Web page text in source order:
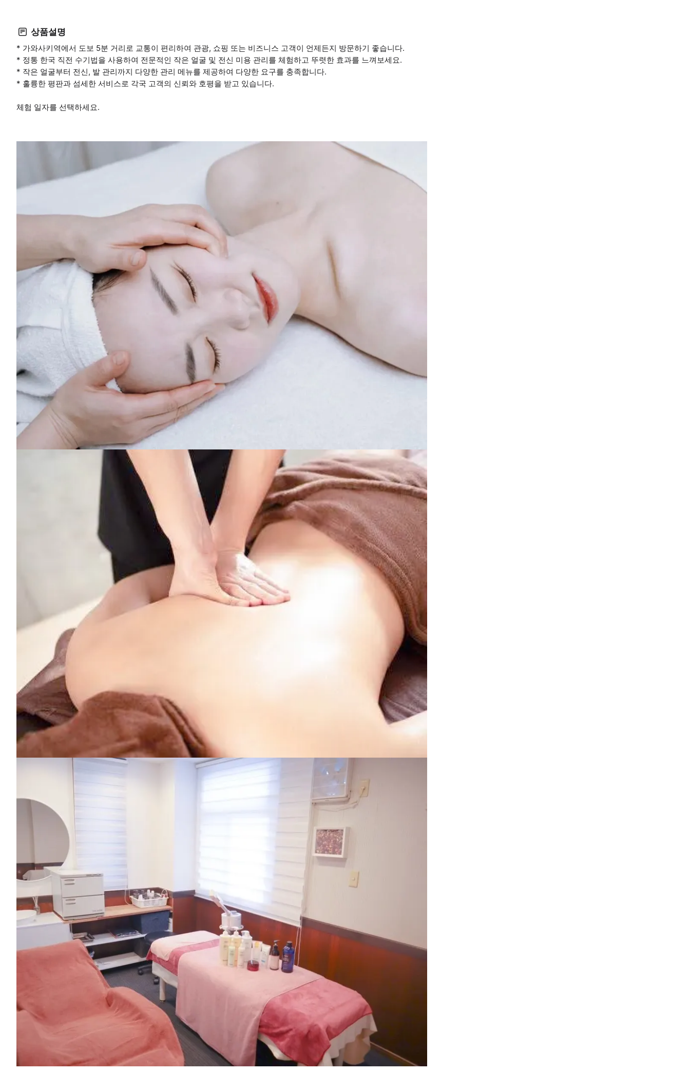
상품설명
* 가와사키역에서 도보 5분 거리로 교통이 편리하여 관광, 쇼핑 또는 비즈니스 고객이 언제든지 방문하기 좋습니다.
* 정통 한국 직전 수기법을 사용하여 전문적인 작은 얼굴 및 전신 미용 관리를 체험하고 뚜렷한 효과를 느껴보세요.
* 작은 얼굴부터 전신, 발 관리까지 다양한 관리 메뉴를 제공하여 다양한 요구를 충족합니다.
* 훌륭한 평판과 섬세한 서비스로 각국 고객의 신뢰와 호평을 받고 있습니다.
체험 일자를 선택하세요.